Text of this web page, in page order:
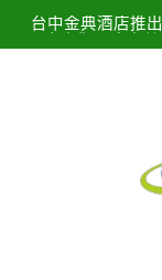
台中金典酒店推
臺中港全面導入